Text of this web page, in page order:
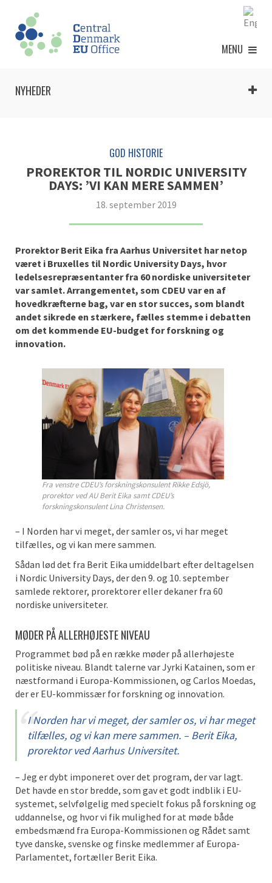
MENU
NYHEDER
GOD HISTORIE
PROREKTOR TIL NORDIC UNIVERSITY
DAYS: ’VI KAN MERE SAMMEN’
18. september 2019
Prorektor Berit Eika fra Aarhus Universitet har netop
været i Bruxelles til Nordic University Days, hvor
ledelsesrepræsentanter fra 60 nordiske universiteter
var samlet. Arrangementet, som CDEU var en af
hovedkræfterne bag, var en stor succes, som blandt
andet sikrede en stærkere, fælles stemme i debatten
om det kommende EU-budget for forskning og
innovation.
Fra venstre CDEU’s forskningskonsulent Rikke Edsjö,
prorektor ved AU Berit Eika samt CDEU’s
forskningskonsulent Lina Christensen.
– I Norden har vi meget, der samler os, vi har meget
tilfælles, og vi kan mere sammen.
Sådan lød det fra Berit Eika umiddelbart efter deltagelsen
i Nordic University Days, der den 9. og 10. september
samlede rektorer, prorektorer eller dekaner fra 60
nordiske universiteter.
MØDER PÅ ALLERHØJESTE NIVEAU
Programmet bød på en række møder på allerhøjeste
politiske niveau. Blandt talerne var Jyrki Katainen, som er
næstformand i Europa-Kommissionen, og Carlos Moedas,
der er EU-kommissær for forskning og innovation.
I Norden har vi meget, der samler os, vi har meget
tilfælles, og vi kan mere sammen. – Berit Eika,
prorektor ved Aarhus Universitet.
– Jeg er dybt imponeret over det program, der var lagt.
Det havde en stor bredde, som gav et godt indblik i EU-
systemet, selvfølgelig med specielt fokus på forskning og
uddannelse, og hvor vi fik mulighed for at møde både
embedsmænd fra Europa-Kommissionen og Rådet samt
tyve danske, svenske og finske medlemmer af Europa-
Parlamentet, fortæller Berit Eika.